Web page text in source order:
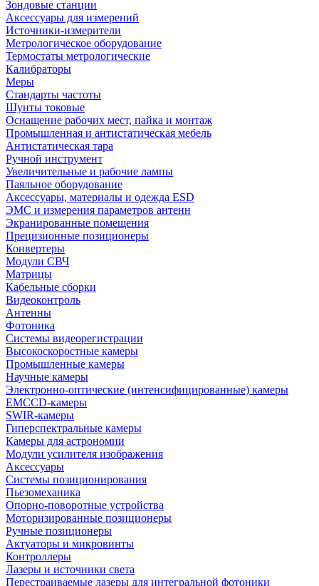
Зондовые станции
Аксессуары для измерений
Источники-измерители
Метрологическое оборудование
Термостаты метрологические
Калибраторы
Меры
Стандарты частоты
Шунты токовые
Оснащение рабочих мест, пайка и монтаж
Промышленная и антистатическая мебель
Антистатическая тара
Ручной инструмент
Увеличительные и рабочие лампы
Паяльное оборудование
Аксессуары, материалы и одежда ESD
ЭМС и измерения параметров антенн
Экранированные помещения
Прецизионные позиционеры
Конвертеры
Модули СВЧ
Матрицы
Кабельные сборки
Видеоконтроль
Антенны
Фотоника
Cистемы видеорегистрации
Высокоскоростные камеры
Промышленные камеры
Научные камеры
Электронно-оптические (интенсифицированные) камеры
EMCCD-камеры
SWIR-камеры
Гиперспектральные камеры
Камеры для астрономии
Модули усилителя изображения
Аксессуары
Системы позиционирования
Пьезомеханика
Опорно-поворотные устройства
Моторизированные позиционеры
Ручные позиционеры
Актуаторы и микровинты
Контроллеры
Лазеры и источники света
Перестраиваемые лазеры для интегральной фотоники